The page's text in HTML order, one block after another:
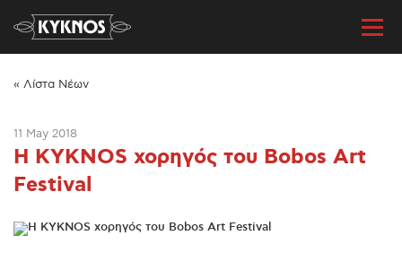
« Λίστα Νέων
11 May 2018
Η KYKNOS χορηγός του Bobos Art
Festival